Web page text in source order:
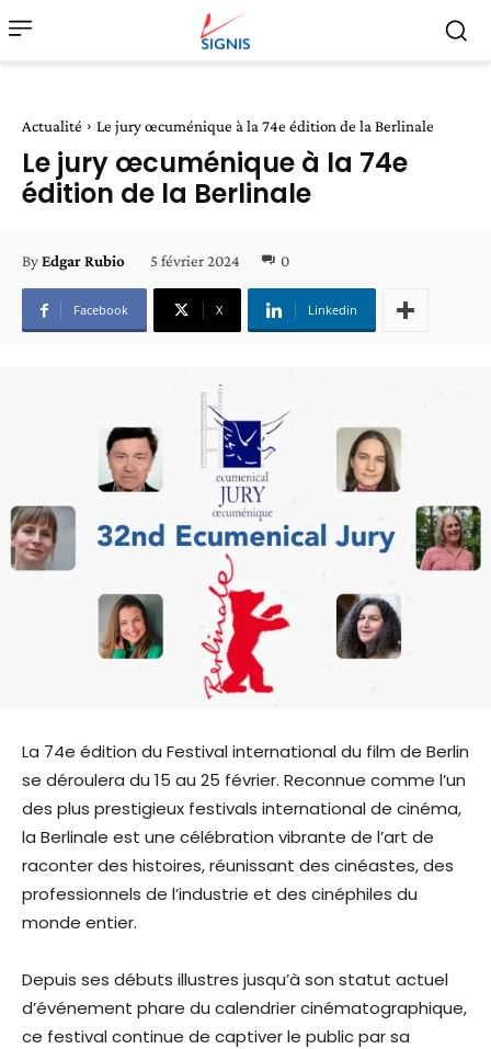
Actualité Le jury œcuménique à la 74e édition de la Berlinale
Le jury œcuménique à la 74e
édition de la Berlinale
ByEdgar Rubio 5 février 2024 0
Facebook X Linkedin
La 74e édition du Festival international du film de Berlin
se déroulera du 15 au 25 février. Reconnue comme l’un
des plus prestigieux festivals international de cinéma,
la Berlinale est une célébration vibrante de l’art de
raconter des histoires, réunissant des cinéastes, des
professionnels de l’industrie et des cinéphiles du
monde entier.
Depuis ses débuts illustres jusqu’à son statut actuel
d’événement phare du calendrier cinématographique,
ce festival continue de captiver le public par sa